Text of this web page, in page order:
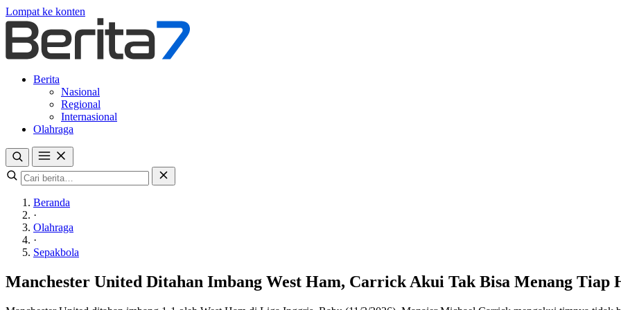
Lompat ke konten
Berita
Nasional
Regional
Internasional
Olahraga
Beranda
·
Olahraga
·
Sepakbola
Manchester United Ditahan Imbang West Ham, Carrick Akui Tak Bisa Menang Tiap